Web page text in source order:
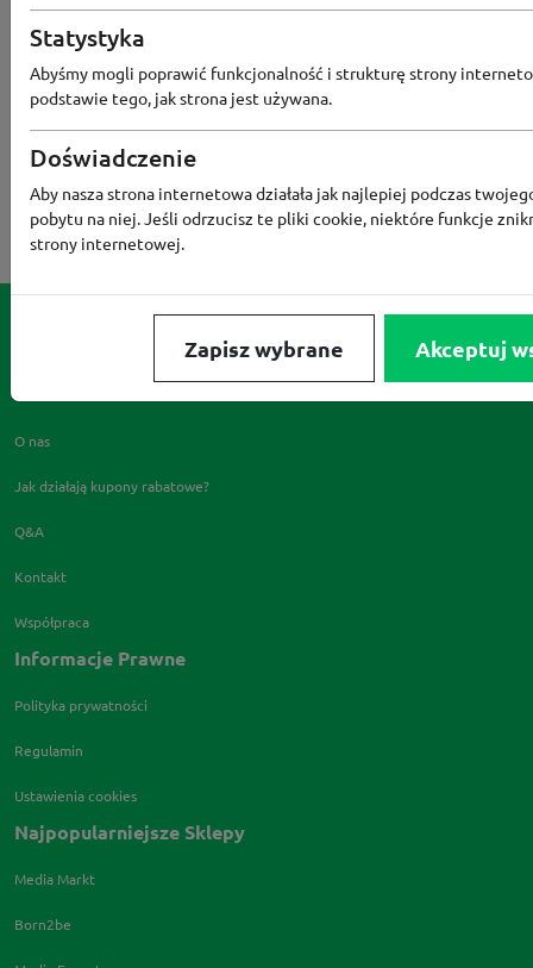
RENEE
Serwis
O nas
Jak działają kupony rabatowe?
Q&A
Kontakt
Współpraca
Informacje Prawne
Polityka prywatności
Regulamin
Ustawienia cookies
Najpopularniejsze Sklepy
Media Markt
Born2be
Statystyka
Abyśmy mogli poprawić funkcjonalność i strukturę strony
podstawie tego, jak strona jest używana.
Doświadczenie
Aby nasza strona internetowa działała jak najlepiej podczas
pobytu na niej. Jeśli odrzucisz te pliki cookie, niektóre funkcje
strony internetowej.
Zapisz wybrane Akceptuj